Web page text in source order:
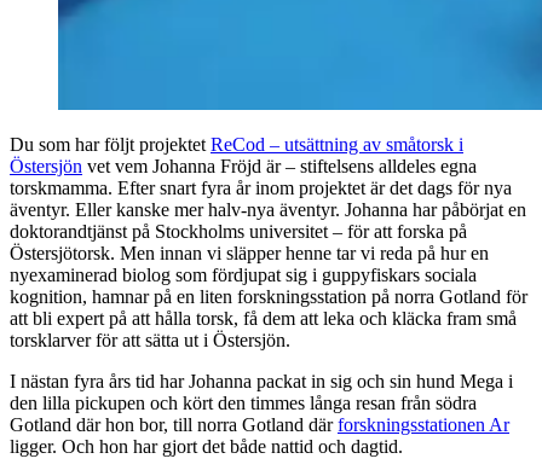
Du som har följt projektet ReCod – utsättning av småtorsk i
Östersjön vet vem Johanna Fröjd är – stiftelsens alldeles egna
torskmamma. Efter snart fyra år inom projektet är det dags för nya
äventyr. Eller kanske mer halv-nya äventyr. Johanna har påbörjat en
doktorandtjänst på Stockholms universitet – för att forska på
Östersjötorsk. Men innan vi släpper henne tar vi reda på hur en
nyexaminerad biolog som fördjupat sig i guppyfiskars sociala
kognition, hamnar på en liten forskningsstation på norra Gotland för
att bli expert på att hålla torsk, få dem att leka och kläcka fram små
torsklarver för att sätta ut i Östersjön.
I nästan fyra års tid har Johanna packat in sig och sin hund Mega i
den lilla pickupen och kört den timmes långa resan från södra
Gotland där hon bor, till norra Gotland därforskningsstationen Ar
ligger. Och hon har gjort det både nattid och dagtid.